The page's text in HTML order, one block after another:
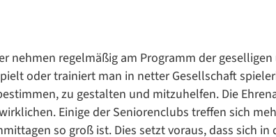
nehmen regelmäßig am Programm der
oder trainiert man in netter Gesellschaft
zu gestalten und mitzuhelfen. Die
Einige der Seniorenclubs treffen sich
so groß ist. Dies setzt voraus, dass sich